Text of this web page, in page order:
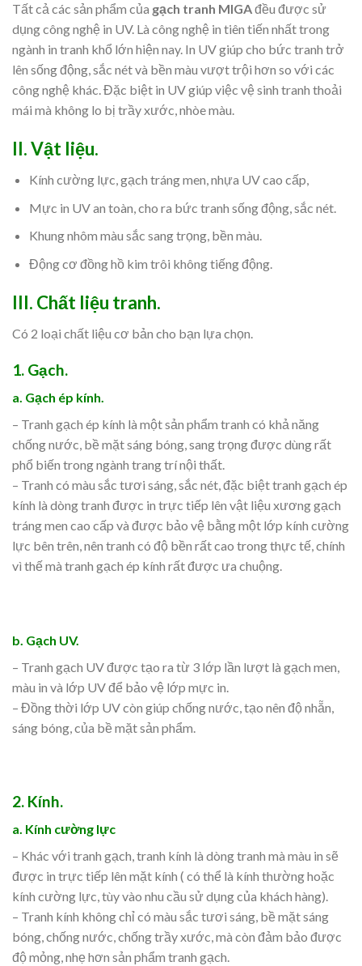
Tất cả các sản phẩm của gạch tranh MIGAđều được sử
dụng công nghệ in UV. Là công nghệ in tiên tiến nhất trong
ngành in tranh khổ lớn hiện nay. In UV giúp cho bức tranh trở
lên sống động, sắc nét và bền màu vượt trội hơn so với các
công nghệ khác. Đặc biệt in UV giúp việc vệ sinh tranh thoải
mái mà không lo bị trầy xước, nhòe màu.
II. Vật liệu.
Kính cường lực, gạch tráng men, nhựa UV cao cấp,
Mực in UV an toàn, cho ra bức tranh sống động, sắc nét.
Khung nhôm màu sắc sang trọng, bền màu.
Động cơ đồng hồ kim trôi không tiếng động.
III. Chất liệu tranh.
Có 2 loại chất liệu cơ bản cho bạn lựa chọn.
1. Gạch.
a. Gạch ép kính.
– Tranh gạch ép kính là một sản phẩm tranh có khả năng
chống nước, bề mặt sáng bóng, sang trọng được dùng rất
phổ biến trong ngành trang trí nội thất.
– Tranh có màu sắc tươi sáng, sắc nét, đặc biệt tranh gạch ép
kính là dòng tranh được in trực tiếp lên vật liệu xương gạch
tráng men cao cấp và được bảo vệ bằng một lớp kính cường
lực bên trên, nên tranh có độ bền rất cao trong thực tế, chính
vì thế mà tranh gạch ép kính rất được ưa chuộng.
b. Gạch UV.
– Tranh gạch UV được tạo ra từ 3 lớp lần lượt là gạch men,
màu in và lớp UV để bảo vệ lớp mực in.
– Đồng thời lớp UV còn giúp chống nước, tạo nên độ nhẵn,
sáng bóng, của bề mặt sản phẩm.
2. Kính.
a. Kính cường lực
– Khác với tranh gạch, tranh kính là dòng tranh mà màu in sẽ
được in trực tiếp lên mặt kính ( có thể là kính thường hoặc
kính cường lực, tùy vào nhu cầu sử dụng của khách hàng).
– Tranh kính không chỉ có màu sắc tươi sáng, bề mặt sáng
bóng, chống nước, chống trầy xước, mà còn đảm bảo được
độ mỏng, nhẹ hơn sản phẩm tranh gạch.